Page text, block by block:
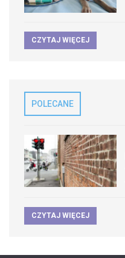
CZYTAJ WIĘCEJ
POLECANE
CZYTAJ WIĘCEJ